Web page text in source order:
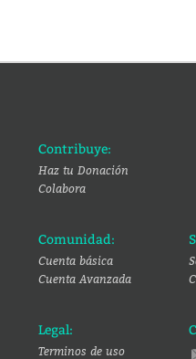
Contribuye:
Haz tu Donación
Colabora
Comunidad:
Cuenta básica
Cuenta Avanzada
Legal:
Terminos de uso